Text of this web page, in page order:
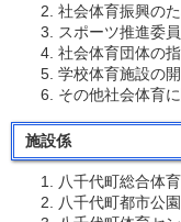
社会体育振興の
スポーツ推進委
社会体育団体の
学校体育施設の
その他社会体育
施設係
八千代町総合体
八千代町都市公